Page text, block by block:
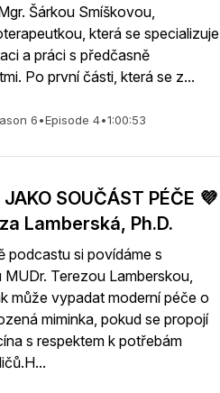
Šárkou Smíškovou,
která se specializuje
a práci s předčasně
Po první části, která se z...
6•Episode 4•1:00:53
SOUČÁST PÉČE 💜
Lamberská, Ph.D.
podcastu si povídáme s
Terezou Lamberskou,
může vypadat moderní péče o
miminka, pokud se propojí
s respektem k potřebám